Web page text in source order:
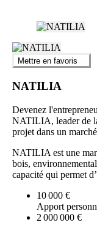
Mettre en favoris
NATILIA
Devenez
NATILIA, leader de
projet dans un
NATILIA est une
bois,
capacité qui permet
10 000 €
Apport
2 000 000 €